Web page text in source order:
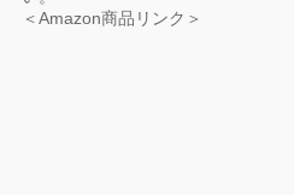
＜Amazon商品リンク＞